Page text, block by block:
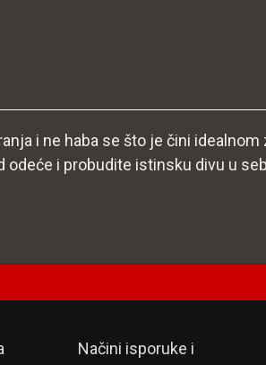
i ne haba se što je čini idealnom
odeće i probudite istinsku divu u
Načini isporuke i